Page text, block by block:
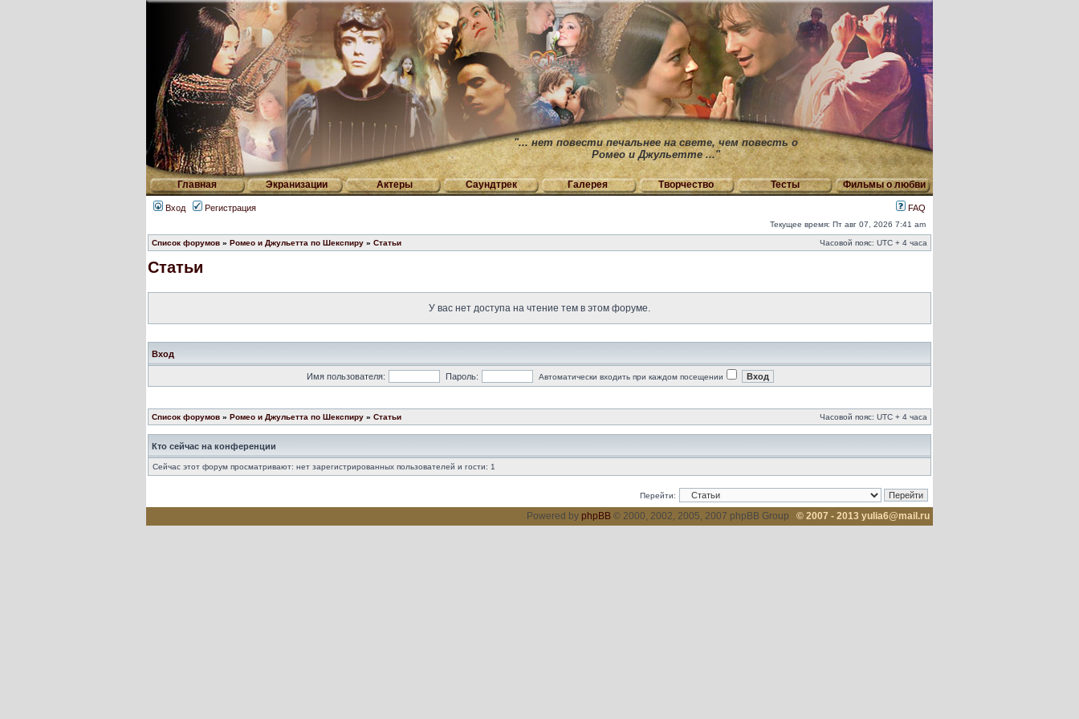
"... нет повести печальнее на свете, чем повесть о
Ромео и Джульетте ..."
Главная Экранизации Актеры Саундтрек Галерея Творчество Тесты Фильмы о любви
Вход Регистрация FAQ
Текущее время: Пт авг 07, 2026 7:41 am
Список форумов » Ромео и Джульетта по Шекспиру » Статьи Часовой пояс: UTC + 4 часа
Статьи
У вас нет доступа на чтение тем в этом форуме.
Вход
Имя пользователя: Пароль: Автоматически входить при каждом посещении
Список форумов » Ромео и Джульетта по Шекспиру » Статьи Часовой пояс: UTC + 4 часа
Кто сейчас на конференции
Сейчас этот форум просматривают: нет зарегистрированных пользователей и гости: 1
Перейти:
Powered by phpBB © 2000, 2002, 2005, 2007 phpBB Group © 2007 - 2013 yulia6@mail.ru